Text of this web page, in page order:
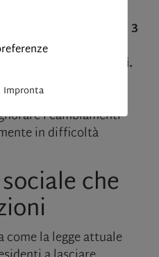
André Benedict
più casi simili: 3
in divorzio
separazioni ufficiali.
agli alloggi
proprietà
i cambiamenti
in difficoltà
che
come la legge attuale
Impronta